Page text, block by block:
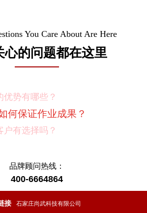
You Care About Are Here
心的问题都在这里
优势有哪些？
何保证作业成果？
户有选择吗？
例资料？
之前您需要给我们提供什么资
品牌顾问热线：
400-6664864
接 石家庄尚武科技有限公司